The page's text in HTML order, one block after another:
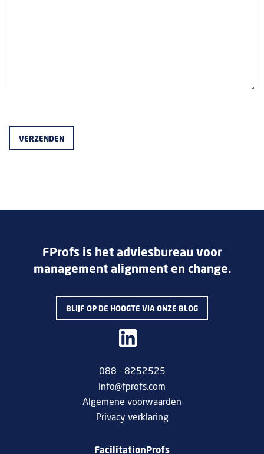
FProfs is het adviesbureau voor
management alignment en change.
BLIJF OP DE HOOGTE VIA ONZE BLOG
088 - 8252525
info@fprofs.com
Algemene voorwaarden
Privacy verklaring
FacilitationProfs